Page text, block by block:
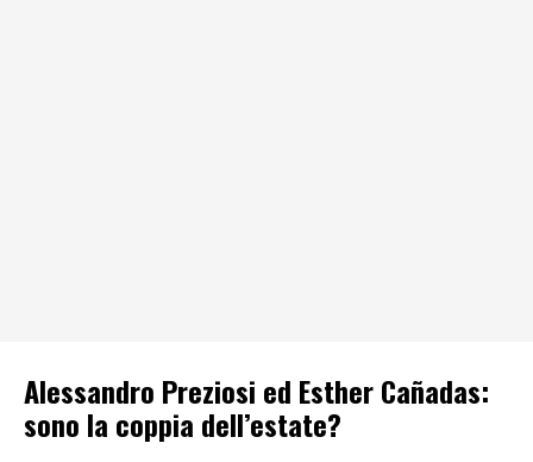
Alessandro Preziosi ed Esther Cañadas:
sono la coppia dell’estate?